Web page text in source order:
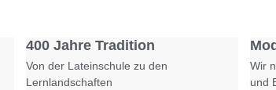
400 Jahre Tradition
Von der Lateinschule zu den
Lernlandschaften
Wir
und